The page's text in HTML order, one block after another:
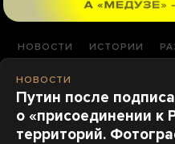
НОВОСТИ ИСТОРИИ
НОВОСТИ
Путин после
о «присоединении к
территорий.